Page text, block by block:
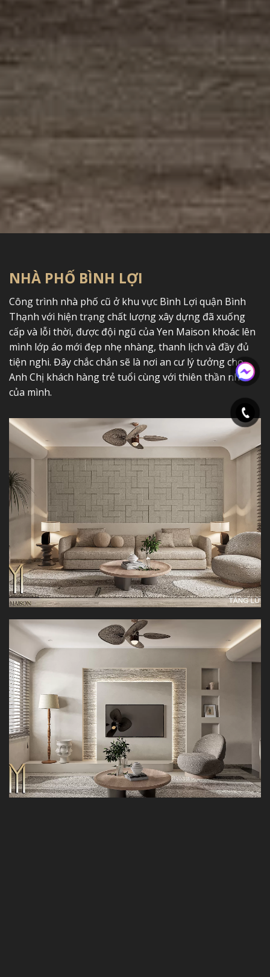
NHÀ PHỐ BÌNH LỢI
Công trình nhà phố cũ ở khu vực Bình Lợi quận Bình
Thạnh với hiện trạng chất lượng xây dựng đã xuống
cấp và lỗi thời, được đội ngũ của Yen Maison khoác lên
mình lớp áo mới đẹp nhẹ nhàng, thanh lịch và đầy đủ
tiện nghi. Đây chắc chắn sẽ là nơi an cư lý tưởng cho
Anh Chị khách hàng trẻ tuổi cùng với thiên thần nhỏ
của mình.